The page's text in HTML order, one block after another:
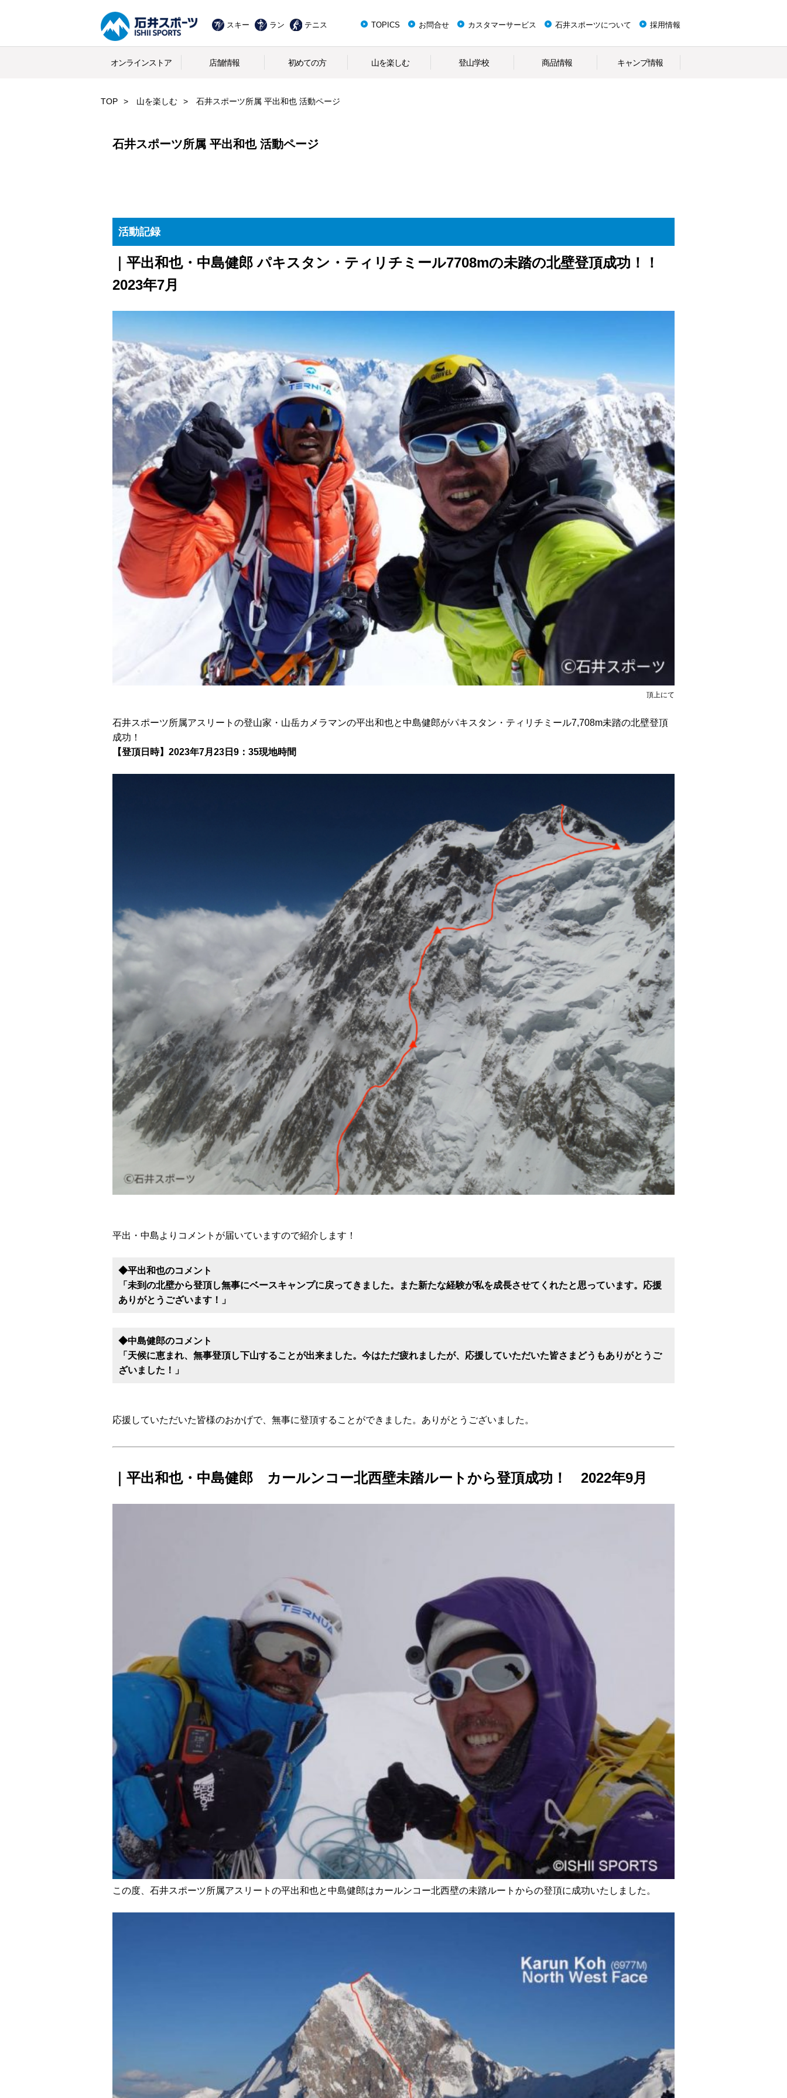
スキー ラン テニス TOPICS お問合せ カスタマーサービス 石井スポーツについて 採用情報
オンラインストア 店舗情報 初めての方 山を楽しむ 登山学校 商品情報 キャンプ情報
TOP 山を楽しむ 石井スポーツ所属 平出和也 活動ページ
石井スポーツ所属 平出和也 活動ページ
活動記録
｜平出和也・中島健郎 パキスタン・ティリチミール7708mの未踏の北壁登頂成功！！
2023年7月
頂上にて
石井スポーツ所属アスリートの登山家・山岳カメラマンの平出和也と中島健郎がパキスタン・ティリチミール7,708m未踏の北壁登頂
成功！
【登頂日時】2023年7月23日9：35現地時間
平出・中島よりコメントが届いていますので紹介します！
◆平出和也のコメント
「未到の北壁から登頂し無事にベースキャンプに戻ってきました。また新たな経験が私を成長させてくれたと思っています。応援
ありがとうございます！」
◆中島健郎のコメント
「天候に恵まれ、無事登頂し下山することが出来ました。今はただ疲れましたが、応援していただいた皆さまどうもありがとうご
ざいました！」
応援していただいた皆様のおかげで、無事に登頂することができました。ありがとうございました。
｜平出和也・中島健郎 カールンコー北西壁未踏ルートから登頂成功！ 2022年9月
この度、石井スポーツ所属アスリートの平出和也と中島健郎はカールンコー北西壁の未踏ルートからの登頂に成功いたしました。